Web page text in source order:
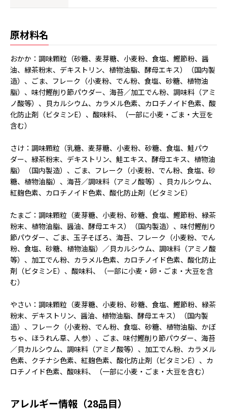
原材料名
おかか：調味顆粒（砂糖、麦芽糖、小麦粉、食塩、鰹節粉、醤
油、緑茶粉末、デキストリン、植物油脂、酵母エキス）（国内製
造）、ごま、フレーク（小麦粉、でん粉、食塩、砂糖、植物油
脂）、味付鰹削り節パウダー、海苔／加工でん粉、調味料（アミ
ノ酸等）、貝カルシウム、カラメル色素、カロチノイド色素、酸
化防止剤（ビタミンE）、酸味料、（一部に小麦・ごま・大豆を
含む）
さけ：調味顆粒（乳糖、麦芽糖、小麦粉、砂糖、食塩、鮭パウ
ダー、緑茶粉末、デキストリン、鮭エキス、酵母エキス、植物油
脂）（国内製造）、ごま、フレーク（小麦粉、でん粉、食塩、砂
糖、植物油脂）、海苔／調味料（アミノ酸等）、貝カルシウム、
紅麹色素、カロチノイド色素、酸化防止剤（ビタミンE）
たまご：調味顆粒（麦芽糖、小麦粉、砂糖、食塩、鰹節粉、緑茶
粉末、植物油脂、醤油、酵母エキス）（国内製造）、味付鰹削り
節パウダー、ごま、玉子そぼろ、海苔、フレーク（小麦粉、でん
粉、食塩、砂糖、植物油脂）／貝カルシウム、調味料（アミノ酸
等）、加工でん粉、カラメル色素、カロチノイド色素、酸化防止
剤（ビタミンE）、酸味料、（一部に小麦・卵・ごま・大豆を含
む）
やさい：調味顆粒（麦芽糖、小麦粉、砂糖、食塩、鰹節粉、緑茶
粉末、デキストリン、醤油、植物油脂、酵母エキス）（国内製
造）、フレーク（小麦粉、でん粉、食塩、砂糖、植物油脂、かぼ
ちゃ、ほうれん草、人参）、ごま、味付鰹削り節パウダー、海苔
／貝カルシウム、調味料（アミノ酸等）、加工でん粉、カラメル
色素、クチナシ色素、紅麹色素、酸化防止剤（ビタミンE）、カ
ロチノイド色素、酸味料、（一部に小麦・ごま・大豆を含む）
アレルギー情報（28品目）